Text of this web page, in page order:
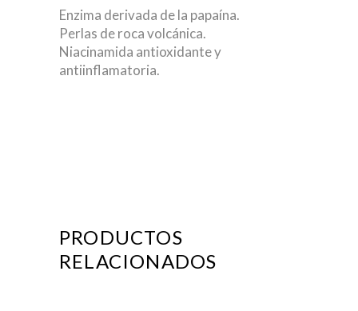
Enzima derivada de la papaína.
Perlas de roca volcánica.
Niacinamida antioxidante y
antiinflamatoria.
PRODUCTOS
RELACIONADOS